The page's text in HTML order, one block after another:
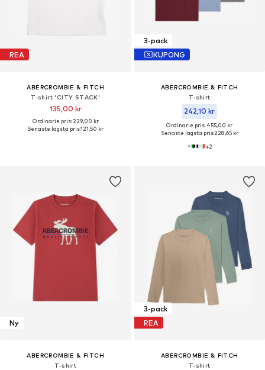
REA
ABERCROMBIE & FITCH
T-shirt 'CITY STACK'
135,00 kr
Ordinarie pris: 229,00 kr
Senaste lägsta pris:121,50 kr
3-pack
KUPONG
ABERCROMBIE & FITCH
T-shirt
242,10 kr
Ordinarie pris: 455,00 kr
Senaste lägsta pris:228,65 kr
+2
Ny
ABERCROMBIE & FITCH
T-shirt
3-pack
REA
ABERCROMBIE & FITCH
T-shirt